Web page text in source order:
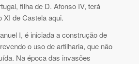
filha de D. Afonso IV, terá
de Castela aqui.
I, é iniciada a construção de
o uso de artilharia, que não
Na época das invasões